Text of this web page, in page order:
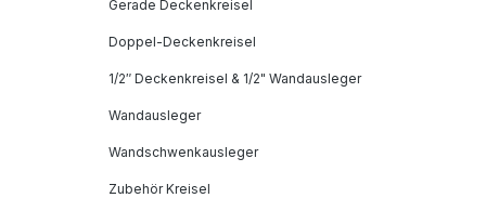
Gerade Deckenkreisel
Doppel-Deckenkreisel
1/2″ Deckenkreisel & 1/2" Wandausleger
Wandausleger
Wandschwenkausleger
Zubehör Kreisel